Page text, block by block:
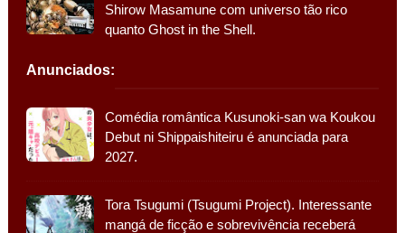
Shirow Masamune com universo tão rico
quanto Ghost in the Shell.
Anunciados:
Comédia romântica Kusunoki-san wa Koukou
Debut ni Shippaishiteiru é anunciada para
2027.
Tora Tsugumi (Tsugumi Project). Interessante
mangá de ficção e sobrevivência receberá